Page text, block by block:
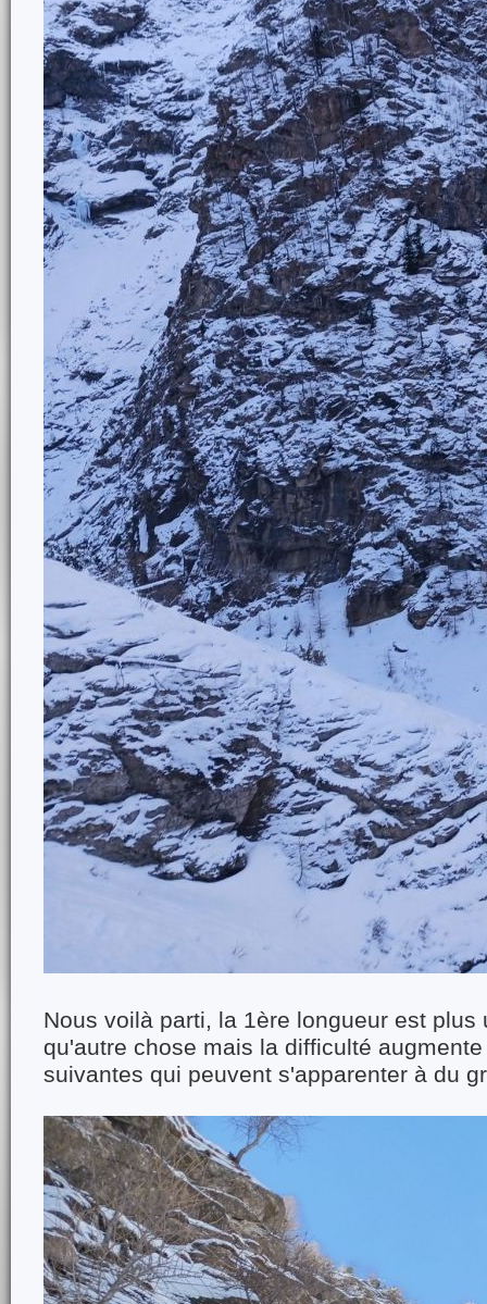
Nous voilà parti, la 1ère longueur est plus
qu'autre chose mais la difficulté
suivantes qui peuvent s'apparenter à du